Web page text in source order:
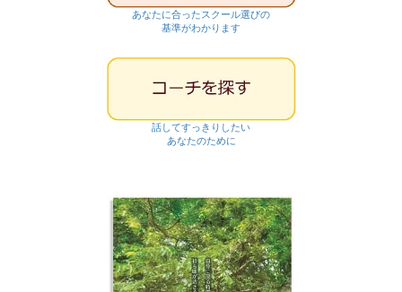
あなたに合ったスクール選びの
基準がわかります
話してすっきりしたい
あなたのために